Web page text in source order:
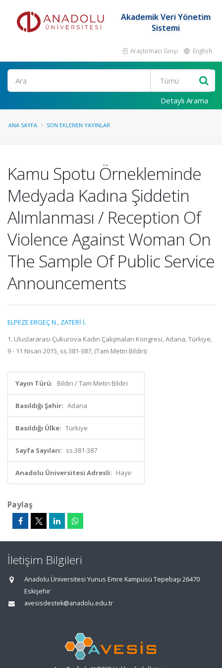
Akademik Veri Yönetim
Sistemi
Araştırmacı Girişi English
Ara
Detaylı Arama
ANA SAYFA SON EKLENEN YAYINLAR
Kamu Spotu Örnekleminde
Medyada Kadına Şiddetin
Alımlanması / Reception Of
Violence Against Woman On
The Sample Of Public Service
Announcements
ELPEZE ERGEÇ N., ZATERİ İ.
1. Uluslararası Çukurova Kadın Çalışmaları Kongresi, Adana, Türkiye,
9 - 11 Nisan 2015, ss.381-387, (Tam Metin Bildiri)
Yayın Türü: Bildiri / Tam Metin Bildiri
Basıldığı Şehir: Adana
Basıldığı Ülke: Türkiye
Sayfa Sayıları: ss.381-387
Anadolu Üniversitesi Adresli: Hayır
Paylaş
İletişim Bilgileri
Anadolu Üniversitesi Yunus Emre Kampüsü Tepebaşı 26470
Eskişehir
avesisdestek@anadolu.edu.tr